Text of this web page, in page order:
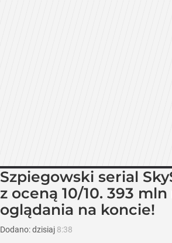
Szpiegowski serial
z oceną 10/10. 393
oglądania na koncie!
Dodano:dzisiaj 8:38